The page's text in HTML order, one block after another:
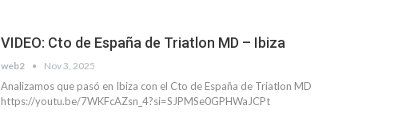
VIDEO: Cto de España de Triatlon MD – Ibiza
web2 Nov 3, 2025
Analizamos que pasó en Ibiza con el Cto de España de Triatlon MD
https://youtu.be/7WKFcAZsn_4?si=SJPMSe0GPHWaJCPt